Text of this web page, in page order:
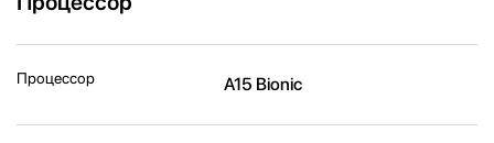
Процессор A15 Bionic